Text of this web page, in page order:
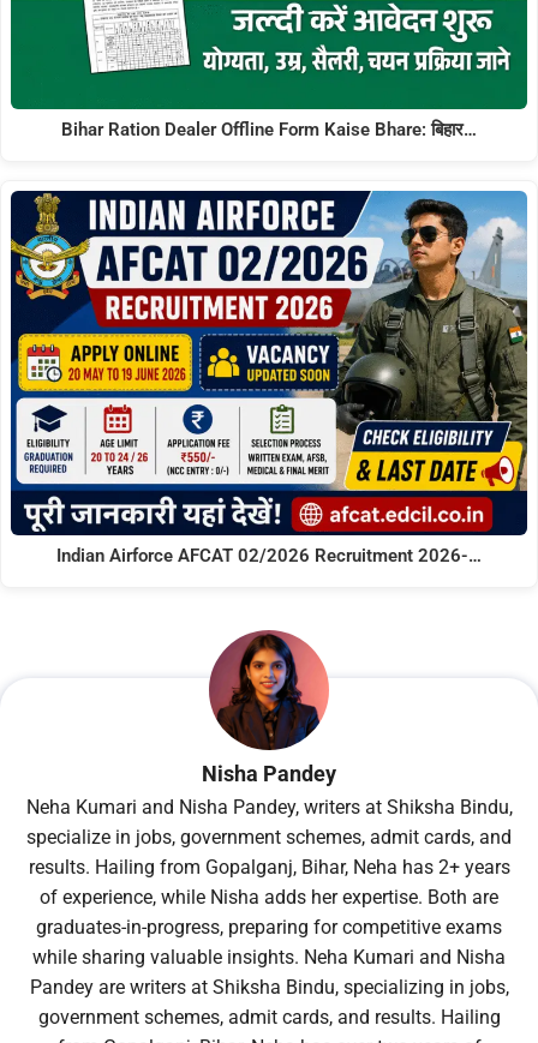
Bihar Ration Dealer Offline Form Kaise Bhare: बिहार…
Indian Airforce AFCAT 02/2026 Recruitment 2026-…
Nisha Pandey
Neha Kumari and Nisha Pandey, writers at Shiksha Bindu,
specialize in jobs, government schemes, admit cards, and
results. Hailing from Gopalganj, Bihar, Neha has 2+ years
of experience, while Nisha adds her expertise. Both are
graduates-in-progress, preparing for competitive exams
while sharing valuable insights. Neha Kumari and Nisha
Pandey are writers at Shiksha Bindu, specializing in jobs,
government schemes, admit cards, and results. Hailing